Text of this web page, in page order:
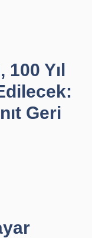
100 Yıl
Geri